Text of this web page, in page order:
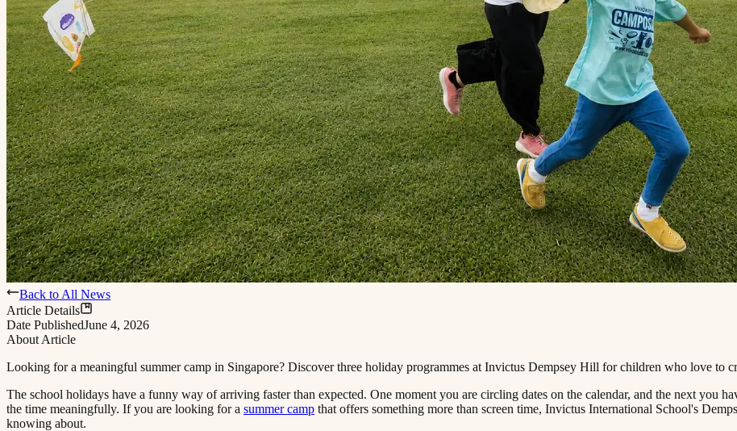
Back to All News
Article Details
Date PublishedJune 4, 2026
About Article
Looking for a meaningful summer camp in Singapore? Discover three holiday programmes at Invictus Dempsey Hill for children who love to create and explore.​​​​‌
The school holidays have a funny way of arriving faster than expected. One moment you are circling dates on the calendar, and the next you
the time meaningfully. If you are looking for a ​​​​‌ ‍ ​‍​‍‌‍ ‌ ​‍‌‍‍‌‌‍‌ ‌‍‍‌‌‍ ‍​‍​‍​ ‍‍​‍​‍‌ ​ ‌‍​‌‌‍ ‍‌‍‍‌‌ ‌​‌ ‍‌​‍ ‍‌‍‍‌‌‍ ​‍​‍​‍ ​​‍​‍‌‍‍​‌ ​‍‌‍‌‌‌‍‌‍​‍​‍​ ‍‍​‍​‍​‍ ‌ ​ ‌ ‌​‌ ‌‌‌‍‌​‌‍‍‌‌‍ ​‍ ‌‍‍‌‌‍ ‍‌ ‌​‌‍‌‌‌‍ ‍‌ ‌​​‍ ‌‍‌‌‌‍‌​‌‍‍‌‌ ‌​​‍ ‌‍ ‌‌‍ ‌‍‌​‌‍‌‌​ ‌‌ ​​‌ ​‍‌‍‌‌‌ ​ ‌‍‌‌‌‍ ‍‌ ‌​‌‍​‌‌ ‌​‌‍‍‌‌‍ ‌‍ ‍​ ‍ ‌‍‍‌‌‍‌​​ ‌​ ‌‌‌‍‌‌​ ​ ​ ​‍​ ‌ ​ ​​​ ‍​‌‍‌‌​‍ ‌​ ‍‌‌‍​‌​ ‌ ​ ​​​‍ ‌​ ‌​‌‍‌‍‌‍‌​​ ‍‌​‍ ‌‌‍​‍‌‍​‍​ ‍​​ ​‌​‍ ‌​ ​​​ ‌​​ ‍‌​ ‌​​ ‌ ​ ​‌‌‍​ ​ ​​​ ‌​​ ‍​‌‍​ ​ ‌‌​ ‍ ‌ ‌​‌ ‍‌‌ ​​‌‍‌‌​ ‌‌‍ ‍‌‍‌‌‌ ‌ ‌ ​ ​ ‍ ‌ ​​‌‍​‌‌ ‌​‌‍‍​​ ‌‌‍​ ‌‍ ‌‍ ‍‌ ‌​‌‍‌‌‌‍ ‍‌ ‌​​‍‌‌​ ‌‌‌​​‍‌‌ ‌‍‍ ‌‍‌‌‌ ‍‌​‍‌‌​ ​ ‌​‌​​‍‌‌​ ​ ‌​‌​​‍‌‌​ ​‍​ ​‍​ ​​​ ​‍‌‍‌​‌‍‌​​ ​ ‌‍‌‍​ ​​‌‍​‌​ ​ ​ ​ ​ ‌​​ ‌ ​‍‌‌​ ​‍​ ​‍​‍‌‌​ ‌‌‌​‌​​‍ ‍‌‍​ ‌‍‍​‌‍‍‌‌‍ ​‌‍‌​‌ ​‍‌‍‌‌‌‍ ‍​‍‌‌​ ‌‌‌​​‍‌‌ ‌‍‍ ‌‍‌‌‌ ‍‌​‍‌‌​ ​ ‌​‌​​‍‌‌​ ​ ‌​‌​​‍‌‌​ ​‍​ ​‍‌‍‌‍​ ​​‌‍‌‌​ ‌​​ ​​​ ​‍​ ‍‌‌‍​ ‌‍‌‌‌‍‌​‌‍​ ‌‍​‍​‍‌‌​ ​‍​ ​‍​‍‌‌​ ‌‌‌​‌​​‍ ‍‌ ‌​‌‍‌‌‌ ‍​‌ ‌​​ ‌‍​‍‌‍​‌‌ ​ ‌‍‌‌‌‌‌‌‌ ​‍‌‍ ​​ ‌​‍‌‌​ ​‍‌​‌‍‌ ​ ‌ ‌​‌ ‌‌‌‍‌​‌‍‍‌‌‍ ​‍‌‍‌‍‍‌‌‍‌​​ ‌​ ‌‌‌‍‌‌​ ​ ​ ​‍​ ‌ ​ ​​​ ‍​‌‍‌‌​‍ ‌​ ‍‌‌‍​‌​ ‌ ​ ​​​‍ ‌​ ‌​‌‍‌‍‌‍‌​​ ‍‌​‍ ‌‌‍​‍‌‍​‍​ ‍​​ ​‌​‍ ‌​ ​​​ ‌​​ ‍‌​ ‌​​ ‌ ​ ​‌‌‍​ ​ ​​​ ‌​​ ‍​‌‍​ ​ ‌‌​‍‌‍‌ ‌​‌ ‍‌‌ ​​‌‍‌‌​ ‌‌‍ ‍‌‍‌‌‌ ‌ ‌ ​ ​‍‌‍‌ ​​‌‍​‌‌ ‌​‌‍‍​​ ‌‌‍​ ‌‍ ‌‍ ‍‌ ‌​‌‍‌‌‌‍ ‍‌ ‌​​‍‌‌​ ‌‌‌​​‍‌‌ ‌‍‍ ‌‍‌‌‌ ‍‌​‍‌‌​ ​ ‌​‌​​‍‌‌​ ​ ‌​‌​​‍‌‌​ ​‍​ ​‍​ ​​​ ​‍‌‍‌​‌‍‌​​ ​ ‌‍‌‍​ ​​‌‍​‌​ ​ ​ ​ ​ ‌​​ ‌ ​‍‌‌​ ​‍​ ​‍​‍‌‌​ ‌‌‌​‌​​‍ ‍‌‍​ ‌‍‍​‌‍‍‌‌‍ ​‌‍‌​‌ ​‍‌‍‌‌‌‍ ‍​‍‌‌​ ‌‌‌​​‍‌‌ ‌‍‍ ‌‍‌‌‌ ‍‌​‍‌‌​ ​ ‌​‌​​‍‌‌​ ​ ‌​‌​​‍‌‌​ ​‍​ ​‍‌‍‌‍​ ​​‌‍‌‌​ ‌​​ ​​​ ​‍​ ‍‌‌‍​ ‌‍‌‌‌‍‌​‌‍​ ‌‍​‍​‍‌‌​ ​‍​ ​‍​‍‌‌​ ‌‌‌​‌​​‍ ‍‌ ‌​‌‍‌‌‌ ‍​‌ ‌​​‍‌‍‌ ​​‌‍‌‌‌ ​‍‌ ​ ‌ ​​‌‍‌‌‌‍​ ‌ ‌​‌‍‍‌‌ ‌‍‌‍‌‌​ ‌‌ ​​‌ ‌‌‌‍​‍‌‍ ​‌‍‍‌‌ ​ ‌‍‍​‌‍‌‌‌‍‌​​‍​‍‌ ‌ summer camp​​​​‌ ‍ ​‍​‍‌‍ ‌ ​‍‌‍‍‌‌‍‌ ‌‍‍‌‌‍ ‍​‍​‍​ ‍‍​‍​‍‌ ​ ‌‍​‌‌‍ ‍‌‍‍‌‌ ‌​‌ ‍‌​‍ ‍‌‍‍‌‌‍ ​‍​‍​‍ ​​‍​‍‌‍‍​‌ ​‍‌‍‌‌‌‍‌‍​‍​‍​ ‍‍​‍​‍​‍ ‌ ​ ‌ ‌​‌ ‌‌‌‍‌​‌‍‍‌‌‍ ​‍ ‌‍‍‌‌‍ ‍‌ ‌​‌‍‌‌‌‍ ‍‌ ‌​​‍ ‌‍‌‌‌‍‌​‌‍‍‌‌ ‌​​‍ ‌‍ ‌‌‍ ‌‍‌​‌‍‌‌​ ‌‌ ​​‌ ​‍‌‍‌‌‌ ​ ‌‍‌‌‌‍ ‍‌ ‌​‌‍​‌‌ ‌​‌‍‍‌‌‍ ‌‍ ‍​ ‍ ‌‍‍‌‌‍‌​​ ‌​ ‌‌‌‍‌‌​ ​ ​ ​‍​ ‌ ​ ​​​ ‍​‌‍‌‌​‍ ‌​ ‍‌‌‍​‌​ ‌ ​ ​​​‍ ‌​ ‌​‌‍‌‍‌‍‌​​ ‍‌​‍ ‌‌‍​‍‌‍​‍​ ‍​​ ​‌​‍ ‌​ ​​​ ‌​​ ‍‌​ ‌​​ ‌ ​ ​‌‌‍​ ​ ​​​ ‌​​ ‍​‌‍​ ​ ‌‌​ ‍ ‌ ‌​‌ ‍‌‌ ​​‌‍‌‌​ ‌‌‍ ‍‌‍‌‌‌ ‌ ‌ ​ ​ ‍ ‌ ​​‌‍​‌‌ ‌​‌‍‍​​ ‌‌‍​ ‌‍ ‌‍ ‍‌ ‌​‌‍‌‌‌‍ ‍‌ ‌​​‍‌‌​ ‌‌‌​​‍‌‌ ‌‍‍ ‌‍‌‌‌ ‍‌​‍‌‌​ ​ ‌​‌​​‍‌‌​ ​ ‌​‌​​‍‌‌​ ​‍​ ​‍​ ​​​ ​‍‌‍‌​‌‍‌​​ ​ ‌‍‌‍​ ​​‌‍​‌​ ​ ​ ​ ​ ‌​​ ‌ ​‍‌‌​ ​‍​ ​‍​‍‌‌​ ‌‌‌​‌​​‍ ‍‌‍​ ‌‍‍​‌‍‍‌‌‍ ​‌‍‌​‌ ​‍‌‍‌‌‌‍ ‍​‍‌‌​ ‌‌‌​​‍‌‌ ‌‍‍ ‌‍‌‌‌ ‍‌​‍‌‌​ ​ ‌​‌​​‍‌‌​ ​ ‌​‌​​‍‌‌​ ​‍​ ​‍‌‍‌‍​ ‍​​ ‌‍​ ‌‌​ ‌​​ ​ ​ ​ ​ ‍​‌‍‌​​ ‍​​ ‌‍‌‍‌‍​‍‌‌​ ​‍​ ​‍​‍‌‌​ ‌‌‌​‌​​‍ ‍‌ ‌​‌‍‌‌‌ ‍​‌ ‌​​ ‌‍​‍‌‍​‌‌ ​ ‌‍‌‌‌‌‌‌‌ ​‍‌‍ ​​ ‌​‍‌‌​ ​‍‌​‌‍‌ ​ ‌ ‌​‌ ‌‌‌‍‌​‌‍‍‌‌‍ ​‍‌‍‌‍‍‌‌‍‌​​ ‌​ ‌‌‌‍‌‌​ ​ ​ ​‍​ ‌ ​ ​​​ ‍​‌‍‌‌​‍ ‌​ ‍‌‌‍​‌​ ‌ ​ ​​​‍ ‌​ ‌​‌‍‌‍‌‍‌​​ ‍‌​‍ ‌‌‍​‍‌‍​‍​ ‍​​ ​‌​‍ ‌​ ​​​ ‌​​ ‍‌​ ‌​​ ‌ ​ ​‌‌‍​ ​ ​​​ ‌​​ ‍​‌‍​ ​ ‌‌​‍‌‍‌ ‌​‌ ‍‌‌ ​​‌‍‌‌​ ‌‌‍ ‍‌‍‌‌‌ ‌ ‌ ​ ​‍‌‍‌ ​​‌‍​‌‌ ‌​‌‍‍​​ ‌‌‍​ ‌‍ ‌‍ ‍‌ ‌​‌‍‌‌‌‍ ‍‌ ‌​​‍‌‌​ ‌‌‌​​‍‌‌ ‌‍‍ ‌‍‌‌‌ ‍‌​‍‌‌​ ​ ‌​‌​​‍‌‌​ ​ ‌​‌​​‍‌‌​ ​‍​ ​‍​ ​​​ ​‍‌‍‌​‌‍‌​​ ​ ‌‍‌‍​ ​​‌‍​‌​ ​ ​ ​ ​ ‌​​ ‌ ​‍‌‌​ ​‍​ ​‍​‍‌‌​ ‌‌‌​‌​​‍ ‍‌‍​ ‌‍‍​‌‍‍‌‌‍ ​‌‍‌​‌ ​‍‌‍‌‌‌‍ ‍​‍‌‌​ ‌‌‌​​‍‌‌ ‌‍‍ ‌‍‌‌‌ ‍‌​‍‌‌​ ​ ‌​‌​​‍‌‌​ ​ ‌​‌​​‍‌‌​ ​‍​ ​‍‌‍‌‍​ ‍​​ ‌‍​ ‌‌​ ‌​​ ​ ​ ​ ​ ‍​‌‍‌​​ ‍​​ ‌‍‌‍‌‍​‍‌‌​ ​‍​ ​‍​‍‌‌​ ‌‌‌​‌​​‍ ‍‌ ‌​‌‍‌‌‌ ‍​‌ ‌​​‍‌‍‌ ​​‌‍‌‌‌ ​‍‌ ​ ‌ ​​‌‍‌‌‌‍​ ‌ ‌​‌‍‍‌‌ ‌‍‌‍‌‌​ ‌‌ ​​‌ ‌‌‌‍​‍‌‍ ​‌‍‍‌‌ ​ ‌‍‍​‌‍‌‌‌‍‌​​‍​‍‌ ‌ that offers something more than screen time, Invictus International School's
knowing about.​​​​‌ ‍ ​‍​‍‌‍ ‌ ​‍‌‍‍‌‌‍‌ ‌‍‍‌‌‍ ‍​‍​‍​ ‍‍​‍​‍‌ ​ ‌‍​‌‌‍ ‍‌‍‍‌‌ ‌​‌ ‍‌​‍ ‍‌‍‍‌‌‍ ​‍​‍​‍ ​​‍​‍‌‍‍​‌ ​‍‌‍‌‌‌‍‌‍​‍​‍​ ‍‍​‍​‍​‍ ‌ ​ ‌ ‌​‌ ‌‌‌‍‌​‌‍‍‌‌‍ ​‍ ‌‍‍‌‌‍ ‍‌ ‌​‌‍‌‌‌‍ ‍‌ ‌​​‍ ‌‍‌‌‌‍‌​‌‍‍‌‌ ‌​​‍ ‌‍ ‌‌‍ ‌‍‌​‌‍‌‌​ ‌‌ ​​‌ ​‍‌‍‌‌‌ ​ ‌‍‌‌‌‍ ‍‌ ‌​‌‍​‌‌ ‌​‌‍‍‌‌‍ ‌‍ ‍​ ‍ ‌‍‍‌‌‍‌​​ ‌​ ‌‌‌‍‌‌​ ​ ​ ​‍​ ‌ ​ ​​​ ‍​‌‍‌‌​‍ ‌​ ‍‌‌‍​‌​ ‌ ​ ​​​‍ ‌​ ‌​‌‍‌‍‌‍‌​​ ‍‌​‍ ‌‌‍​‍‌‍​‍​ ‍​​ ​‌​‍ ‌​ ​​​ ‌​​ ‍‌​ ‌​​ ‌ ​ ​‌‌‍​ ​ ​​​ ‌​​ ‍​‌‍​ ​ ‌‌​ ‍ ‌ ‌​‌ ‍‌‌ ​​‌‍‌‌​ ‌‌‍ ‍‌‍‌‌‌ ‌ ‌ ​ ​ ‍ ‌ ​​‌‍​‌‌ ‌​‌‍‍​​ ‌‌‍​ ‌‍ ‌‍ ‍‌ ‌​‌‍‌‌‌‍ ‍‌ ‌​​‍‌‌​ ‌‌‌​​‍‌‌ ‌‍‍ ‌‍‌‌‌ ‍‌​‍‌‌​ ​ ‌​‌​​‍‌‌​ ​ ‌​‌​​‍‌‌​ ​‍​ ​‍​ ​​​ ​‍‌‍‌​‌‍‌​​ ​ ‌‍‌‍​ ​​‌‍​‌​ ​ ​ ​ ​ ‌​​ ‌ ​‍‌‌​ ​‍​ ​‍​‍‌‌​ ‌‌‌​‌​​‍ ‍‌‍​ ‌‍‍​‌‍‍‌‌‍ ​‌‍‌​‌ ​‍‌‍‌‌‌‍ ‍​‍‌‌​ ‌‌‌​​‍‌‌ ‌‍‍ ‌‍‌‌‌ ‍‌​‍‌‌​ ​ ‌​‌​​‍‌‌​ ​ ‌​‌​​‍‌‌​ ​‍​ ​‍‌‍​‌​ ​​​ ‍‌‌‍‌‍‌‍​‍​ ‌​​ ‌‌‌‍‌‌​ ​​​ ​‍‌‍‌‌​ ‌​​‍‌‌​ ​‍​ ​‍​‍‌‌​ ‌‌‌​‌​​‍ ‍‌ ‌​‌‍‌‌‌ ‍​‌ ‌​​ ‌‍​‍‌‍​‌‌ ​ ‌‍‌‌‌‌‌‌‌ ​‍‌‍ ​​ ‌​‍‌‌​ ​‍‌​‌‍‌ ​ ‌ ‌​‌ ‌‌‌‍‌​‌‍‍‌‌‍ ​‍‌‍‌‍‍‌‌‍‌​​ ‌​ ‌‌‌‍‌‌​ ​ ​ ​‍​ ‌ ​ ​​​ ‍​‌‍‌‌​‍ ‌​ ‍‌‌‍​‌​ ‌ ​ ​​​‍ ‌​ ‌​‌‍‌‍‌‍‌​​ ‍‌​‍ ‌‌‍​‍‌‍​‍​ ‍​​ ​‌​‍ ‌​ ​​​ ‌​​ ‍‌​ ‌​​ ‌ ​ ​‌‌‍​ ​ ​​​ ‌​​ ‍​‌‍​ ​ ‌‌​‍‌‍‌ ‌​‌ ‍‌‌ ​​‌‍‌‌​ ‌‌‍ ‍‌‍‌‌‌ ‌ ‌ ​ ​‍‌‍‌ ​​‌‍​‌‌ ‌​‌‍‍​​ ‌‌‍​ ‌‍ ‌‍ ‍‌ ‌​‌‍‌‌‌‍ ‍‌ ‌​​‍‌‌​ ‌‌‌​​‍‌‌ ‌‍‍ ‌‍‌‌‌ ‍‌​‍‌‌​ ​ ‌​‌​​‍‌‌​ ​ ‌​‌​​‍‌‌​ ​‍​ ​‍​ ​​​ ​‍‌‍‌​‌‍‌​​ ​ ‌‍‌‍​ ​​‌‍​‌​ ​ ​ ​ ​ ‌​​ ‌ ​‍‌‌​ ​‍​ ​‍​‍‌‌​ ‌‌‌​‌​​‍ ‍‌‍​ ‌‍‍​‌‍‍‌‌‍ ​‌‍‌​‌ ​‍‌‍‌‌‌‍ ‍​‍‌‌​ ‌‌‌​​‍‌‌ ‌‍‍ ‌‍‌‌‌ ‍‌​‍‌‌​ ​ ‌​‌​​‍‌‌​ ​ ‌​‌​​‍‌‌​ ​‍​ ​‍‌‍​‌​ ​​​ ‍‌‌‍‌‍‌‍​‍​ ‌​​ ‌‌‌‍‌‌​ ​​​ ​‍‌‍‌‌​ ‌​​‍‌‌​ ​‍​ ​‍​‍‌‌​ ‌‌‌​‌​​‍ ‍‌ ‌​‌‍‌‌‌ ‍​‌ ‌​​‍‌‍‌ ​​‌‍‌‌‌ ​‍‌ ​ ‌ ​​‌‍‌‌‌‍​ ‌ ‌​‌‍‍‌‌ ‌‍‌‍‌‌​ ‌‌ ​​‌ ‌‌‌‍​‍‌‍ ​‌‍‍‌‌ ​ ‌‍‍​‌‍‌‌‌‍‌​​‍​‍‌ ‌